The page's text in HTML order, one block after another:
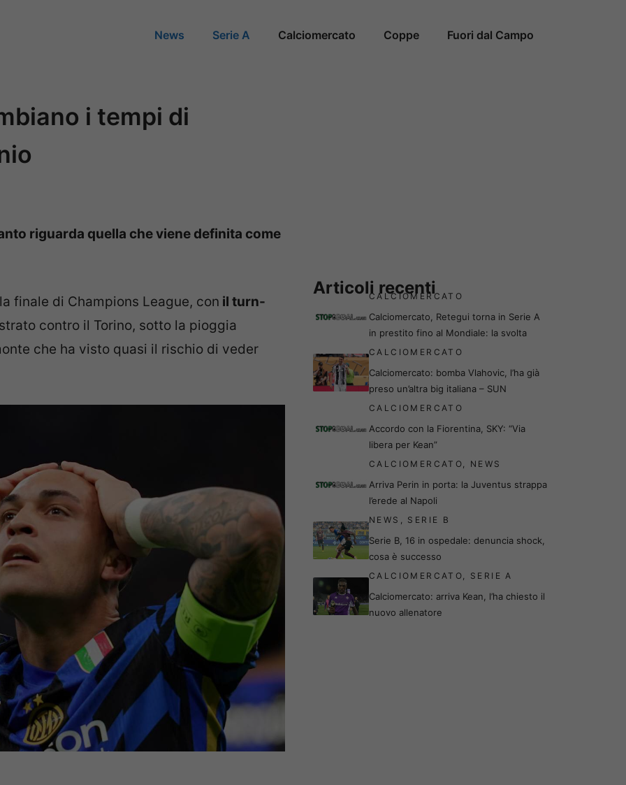
News Serie A Calciomercato Coppe Fuori dal Campo
i tempi di
riguarda quella che viene definita come
finale di Champions League, con il turn-
contro il Torino, sotto la pioggia
che ha visto quasi il rischio di veder
Articoli recenti
CALCIOMERCATO
Calciomercato, Retegui torna in Serie A
in prestito fino al Mondiale: la svolta
CALCIOMERCATO
Calciomercato: bomba Vlahovic, l’ha già
preso un’altra big italiana – SUN
CALCIOMERCATO
Accordo con la Fiorentina, SKY: “Via
libera per Kean”
CALCIOMERCATO, NEWS
Arriva Perin in porta: la Juventus strappa
l’erede al Napoli
NEWS , SERIE B
Serie B, 16 in ospedale: denuncia shock,
cosa è successo
CALCIOMERCATO, SERIE A
Calciomercato: arriva Kean, l’ha chiesto il
nuovo allenatore